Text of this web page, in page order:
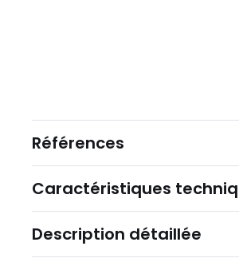
Références
Caractéristiques
Description détaillée